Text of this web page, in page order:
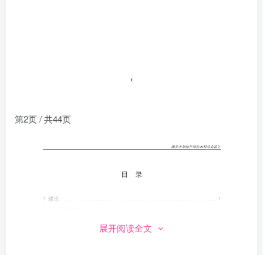
第2页 / 共44页
展开阅读全文